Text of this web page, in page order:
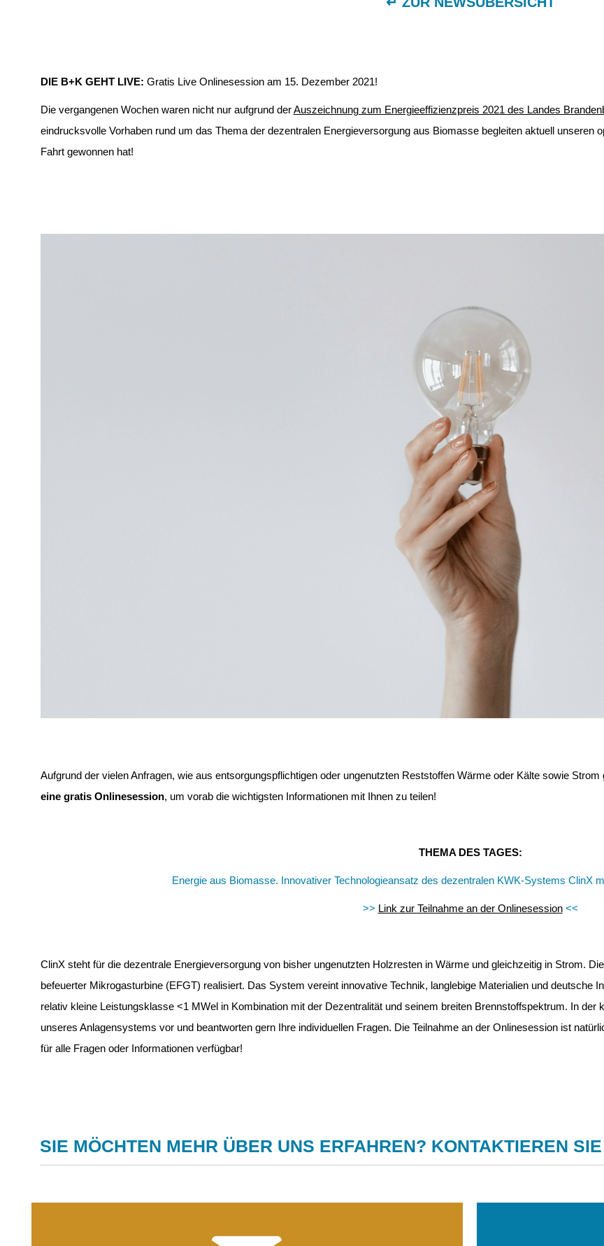
DIE B+K GEHT LIVE: Gratis Live Onlinesession am 15. Dezember 2021!
Die vergangenen Wochen waren nicht nur aufgrund derAuszeichnung zum Energieeffizienzpreis 2021 des Landes
eindrucksvolle Vorhaben rund um das Thema der dezentralen Energieversorgung aus Biomasse begleiten aktuell unseren
Fahrt gewonnen hat!
Aufgrund der vielen Anfragen, wie aus entsorgungspflichtigen oder ungenutzten Reststoffen Wärme oder Kälte sowie Strom
eine gratis Onlinesession, um vorab die wichtigsten Informationen mit Ihnen zu teilen!
THEMA DES TAGES:
Energie aus Biomasse. Innovativer Technologieansatz des dezentralen KWK-Systems ClinX
>> Link zur Teilnahme an der Onlinesession<<
ClinX steht für die dezentrale Energieversorgung von bisher ungenutzten Holzresten in Wärme und gleichzeitig in Strom.
befeuerter Mikrogasturbine (EFGT) realisiert. Das System vereint innovative Technik, langlebige Materialien und deutsche
relativ kleine Leistungsklasse <1 MWel in Kombination mit der Dezentralität und seinem breiten Brennstoffspektrum. In der
unseres Anlagensystems vor und beantworten gern Ihre individuellen Fragen. Die Teilnahme an der Onlinesession ist
für alle Fragen oder Informationen verfügbar!
SIE MÖCHTEN MEHR ÜBER UNS ERFAHREN? KONTAKTIEREN